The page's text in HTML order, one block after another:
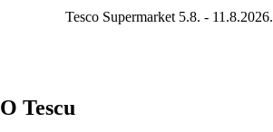
Tesco Supermarket 5.8. - 11.8.2026.
O Tescu